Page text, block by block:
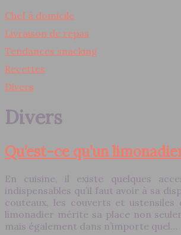
Chef à domicile
Livraison de repas
Tendances snacking
Recettes
Divers
Divers
Qu’est-ce qu’un
En cuisine, il existe quelques
indispensables qu’il faut avoir à sa
couteaux, les couverts et
limonadier mérite sa place non
mais également dans n’importe quel…